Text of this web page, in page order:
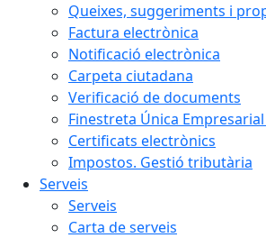
Queixes, suggeriments i
Factura electrònica
Notificació electrònica
Carpeta ciutadana
Verificació de documents
Finestreta Única Empresarial
Certificats electrònics
Impostos. Gestió tributària
Serveis
Serveis
Carta de serveis